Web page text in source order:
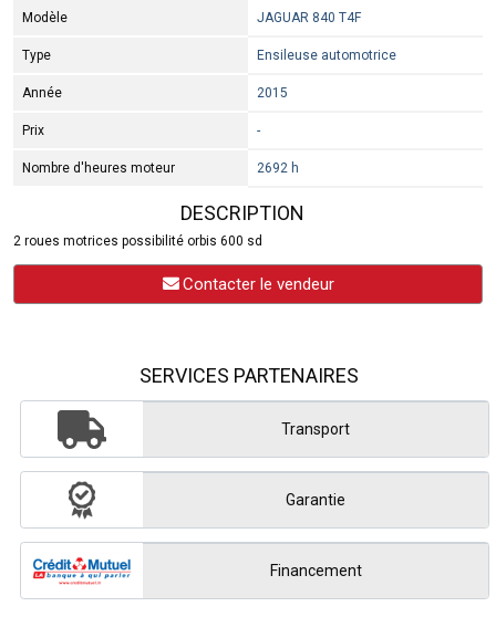
Modèle JAGUAR 840 T4F
Type Ensileuse automotrice
Année 2015
Prix -
Nombre d'heures moteur 2692 h
DESCRIPTION
2 roues motrices possibilité orbis 600 sd
Contacter le vendeur
SERVICES PARTENAIRES
Transport
Garantie
Financement